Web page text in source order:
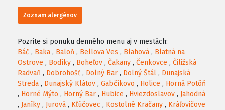
Zoznam alergénov
Pozrite si ponuku denného menu aj v mestách:
Báč , Baka , Baloň , Bellova Ves , Blahová , Blatná na
Ostrove , Bodíky , Boheľov , Čakany , Čenkovce , Čiližská
Radvaň , Dobrohošť , Dolný Bar , Dolný Štál , Dunajská
Streda , Dunajský Klátov , Gabčíkovo , Holice , Horná Potôň
, Horné Mýto , Horný Bar , Hubice , Hviezdoslavov , Jahodná
, Janíky , Jurová , Kľúčovec , Kostolné Kračany , Kráľovičove